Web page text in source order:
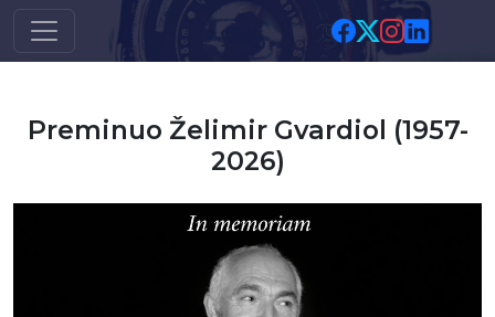
Skip to main content
Preminuo Želimir Gvardiol (1957-
2026)